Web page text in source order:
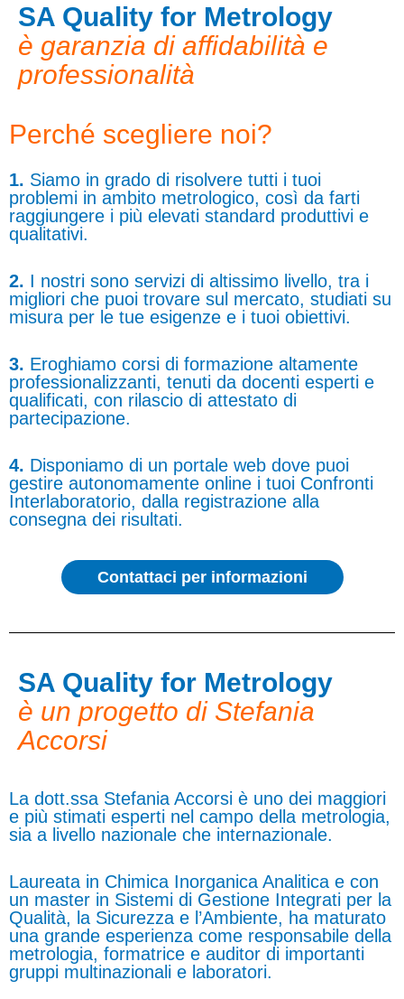
SA Quality for Metrology
è garanzia di affidabilità e
professionalità
Perché scegliere noi?
1. Siamo in grado di risolvere tutti i tuoi
problemi in ambito metrologico, così da farti
raggiungere i più elevati standard produttivi e
qualitativi.
2. I nostri sono servizi di altissimo livello, tra i
migliori che puoi trovare sul mercato, studiati su
misura per le tue esigenze e i tuoi obiettivi.
3. Eroghiamo corsi di formazione altamente
professionalizzanti, tenuti da docenti esperti e
qualificati, con rilascio di attestato di
partecipazione.
4. Disponiamo di un portale web dove puoi
gestire autonomamente online i tuoi Confronti
Interlaboratorio, dalla registrazione alla
consegna dei risultati.
Contattaci per informazioni
SA Quality for Metrology
è un progetto di Stefania
Accorsi
La dott.ssa Stefania Accorsi è uno dei maggiori
e più stimati esperti nel campo della metrologia,
sia a livello nazionale che internazionale.
Laureata in Chimica Inorganica Analitica e con
un master in Sistemi di Gestione Integrati per la
Qualità, la Sicurezza e l’Ambiente, ha maturato
una grande esperienza come responsabile della
metrologia, formatrice e auditor di importanti
gruppi multinazionali e laboratori.